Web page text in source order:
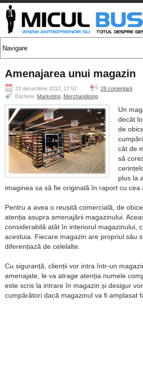
Amenajarea unui magazin
23 decembrie 2012, 17:52
28 comentarii
Etichete: Marketing Merchandising
Un
decât
de
cât de
să
plus la
imaginea sa să fie originală în raport cu cea
Pentru a avea o reușită comercială, de
atenția asupra amenajării magazinului.
considerabilă atât în interiorul magazinului,
acestuia. Fiecare magazin are propriul său
diferențiază de celelalte.
Cu siguranță, clienții vor intra într-un
amenajate, le va atrage atenția numele
este scris la intrare în magazin și desigur
cumpărători dacă magazinul va fi amplasat